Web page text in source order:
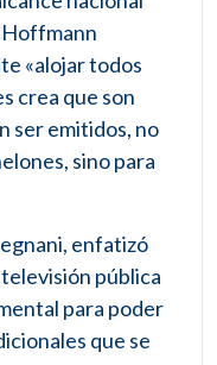
Hoffmann
«alojar todos
crea que son
ser emitidos, no
sino para
enfatizó
pública
para poder
que se